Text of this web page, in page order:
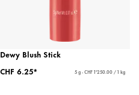
Dewy Blush Stick
CHF 6.25*
5 g - CHF 1'250.00 / 1 kg